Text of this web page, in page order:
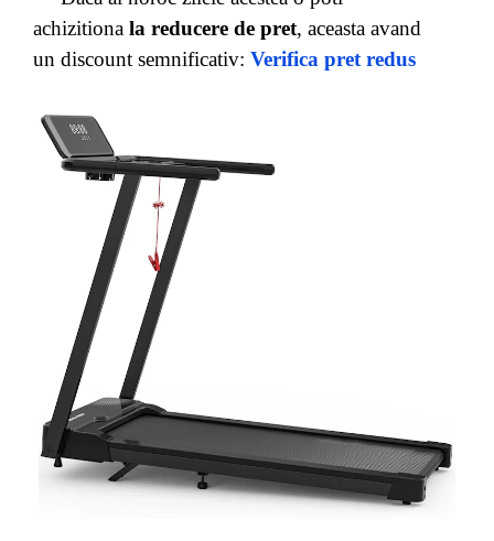
achizitiona la reducere de pret, aceasta avand
un discount semnificativ: Verifica pret redus